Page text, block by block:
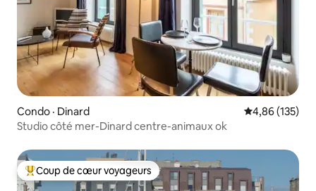
Condo · Dinard Note
4,86 (135)
Studio côté mer-Dinard centre-animaux ok
Coup de cœur voyageurs parmi les plus aimés
Coup de cœur voyageurs